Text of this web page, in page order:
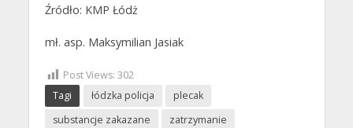
Źródło: KMP Łódż
mł. asp. Maksymilian Jasiak
Post Views: 302
Tagi
łódzka policja
plecak
substancje zakazane
zatrzymanie